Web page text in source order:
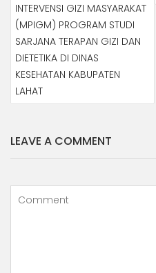
INTERVENSI GIZI MASYARAKAT
(MPIGM) PROGRAM STUDI
SARJANA TERAPAN GIZI DAN
DIETETIKA DI DINAS
KESEHATAN KABUPATEN
LAHAT
LEAVE A COMMENT